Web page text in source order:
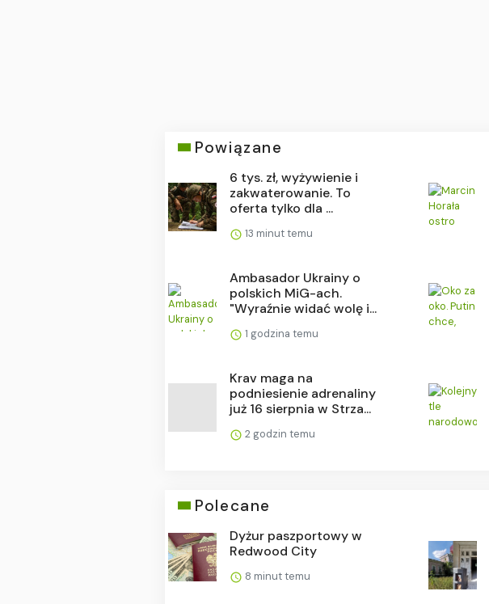
Powiązane
6 tys. zł, wyżywienie i
zakwaterowanie. To
oferta tylko dla ...
13 minut temu
Ambasador Ukrainy o
polskich MiG-ach.
"Wyraźnie widać wolę i...
1 godzina temu
Krav maga na
podniesienie adrenaliny
już 16 sierpnia w Strza...
2 godzin temu
Polecane
Dyżur paszportowy w
Redwood City
8 minut temu